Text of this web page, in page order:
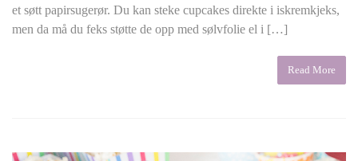
et søtt papirsugerør. Du kan steke cupcakes direkte i iskremkjeks,
men da må du feks støtte de opp med sølvfolie el i […]
Read More